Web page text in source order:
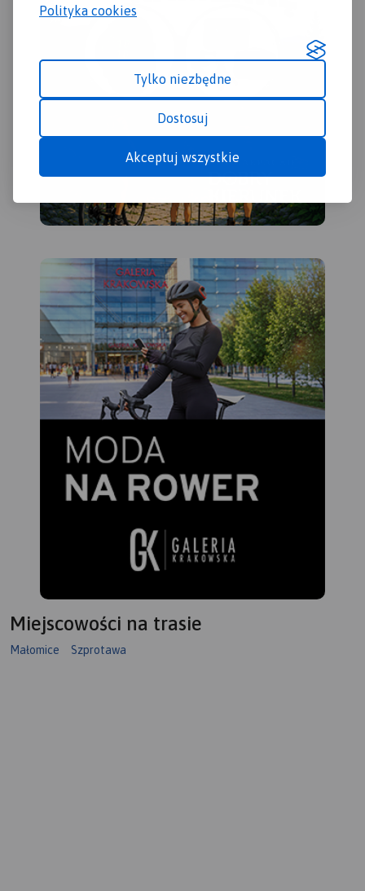
Polityka cookies
Tylko niezbędne
Dostosuj
Akceptuj wszystkie
Miejscowości na trasie
Małomice Szprotawa